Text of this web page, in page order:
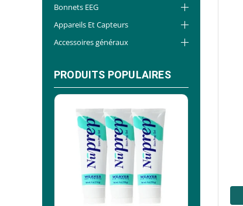
Bonnets EEG
Appareils Et Capteurs
Accessoires généraux
PRODUITS POPULAIRES